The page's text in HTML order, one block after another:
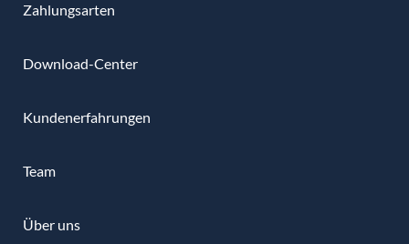
Zahlungsarten
Download-Center
Kundenerfahrungen
Team
Über uns